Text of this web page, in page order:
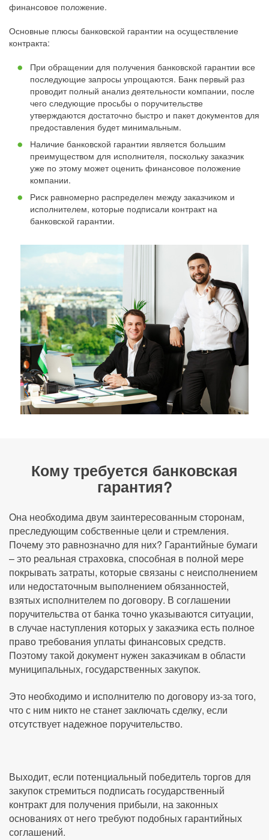
финансовое положение.
Основные плюсы банковской гарантии на осуществление
контракта:
При обращении для получения банковской гарантии все
последующие запросы упрощаются. Банк первый раз
проводит полный анализ деятельности компании, после
чего следующие просьбы о поручительстве
утверждаются достаточно быстро и пакет документов для
предоставления будет минимальным.
Наличие банковской гарантии является большим
преимуществом для исполнителя, поскольку заказчик
уже по этому может оценить финансовое положение
компании.
Риск равномерно распределен между заказчиком и
исполнителем, которые подписали контракт на
банковской гарантии.
Кому требуется банковская
гарантия?
Она необходима двум заинтересованным сторонам,
преследующим собственные цели и стремления.
Почему это равнозначно для них? Гарантийные бумаги
– это реальная страховка, способная в полной мере
покрывать затраты, которые связаны с неисполнением
или недостаточным выполнением обязанностей,
взятых исполнителем по договору. В соглашении
поручительства от банка точно указываются ситуации,
в случае наступления которых у заказчика есть полное
право требования уплаты финансовых средств.
Поэтому такой документ нужен заказчикам в области
муниципальных, государственных закупок.
Это необходимо и исполнителю по договору из-за того,
что с ним никто не станет заключать сделку, если
отсутствует надежное поручительство.
Выходит, если потенциальный победитель торгов для
закупок стремиться подписать государственный
контракт для получения прибыли, на законных
основаниях от него требуют подобных гарантийных
соглашений.